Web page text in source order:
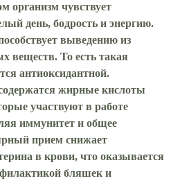
организм чувствует
день, бодрость и энергию.
выведению из
веществ. То есть такая
антиоксидантной.
жирные кислоты
участвуют в работе
иммунитет и общее
прием снижает
в крови, что оказывается
бляшек и